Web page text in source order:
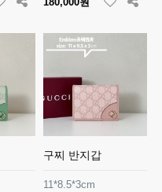
구찌 반지갑
11*8.5*3cm